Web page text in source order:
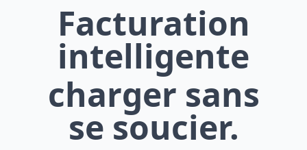
Facturation
intelligente
charger sans
se soucier.